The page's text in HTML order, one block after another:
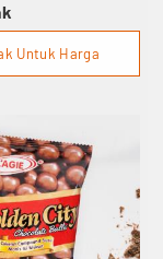
Untuk Harga